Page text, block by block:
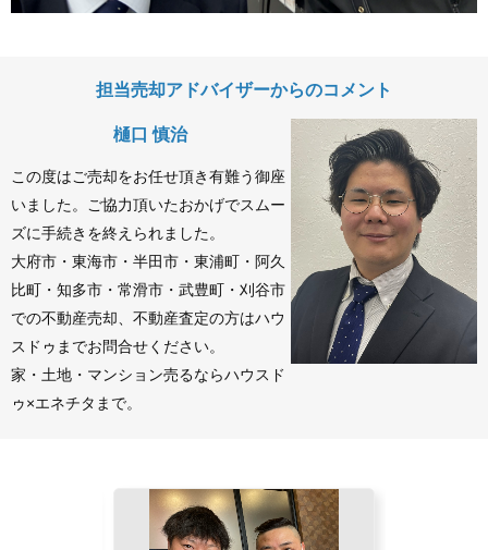
担当売却アドバイザーからのコメント
樋口 慎治
この度はご売却をお任せ頂き有難う御座
いました。ご協力頂いたおかげでスムー
ズに手続きを終えられました。
大府市・東海市・半田市・東浦町・阿久
比町・知多市・常滑市・武豊町・刈谷市
での不動産売却、不動産査定の方はハウ
スドゥまでお問合せください。
家・土地・マンション売るならハウスド
ゥ×エネチタまで。